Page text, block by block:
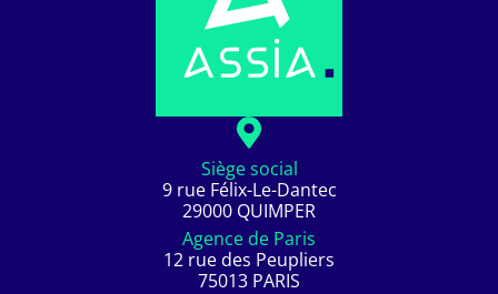
Siège social
9 rue Félix-Le-Dantec
29000 QUIMPER
Agence de Paris
12 rue des Peupliers
75013 PARIS